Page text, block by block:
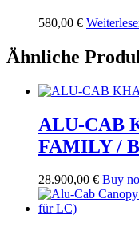
580,00 €
Ähnliche
ALU-CAB
FAMILY /
28.900,00 € Buy